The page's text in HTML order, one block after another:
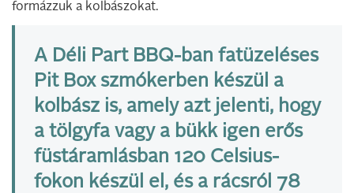
formázzuk a kolbászokat.
A Déli Part BBQ-ban fatüzeléses
Pit Box szmókerben készül a
kolbász is, amely azt jelenti, hogy
a tölgyfa vagy a bükk igen erős
füstáramlásban 120 Celsius-
fokon készül el, és a rácsról 78